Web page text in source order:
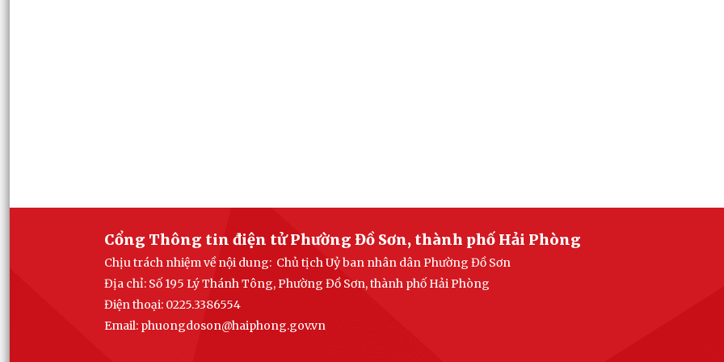
Cổng Thông tin điện tử Phường Đồ Sơn, thành phố Hải Phòng
Chịu trách nhiệm về nội dung: Chủ tịch Uỷ ban nhân dân Phường Đồ Sơn
Địa chỉ: Số 195 Lý Thánh Tông, Phường Đồ Sơn, thành phố Hải Phòng
Điện thoại: 0225.3386554
Email: phuongdoson@haiphong.gov.vn